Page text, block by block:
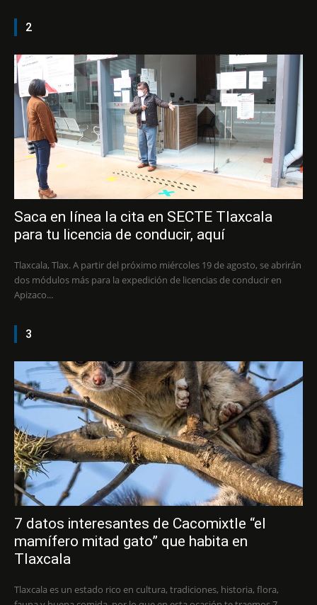
2
Saca en línea la cita en SECTE Tlaxcala
para tu licencia de conducir, aquí
Tlaxcala, Tlax. A partir del próximo miércoles 19 de agosto, se abrirán
dos módulos más para la expedición de licencias de conducir en
Apizaco...
3
7 datos interesantes de Cacomixtle “el
mamífero mitad gato” que habita en
Tlaxcala
Tlaxcala es un estado rico en cultura, tradiciones, historia, flora,